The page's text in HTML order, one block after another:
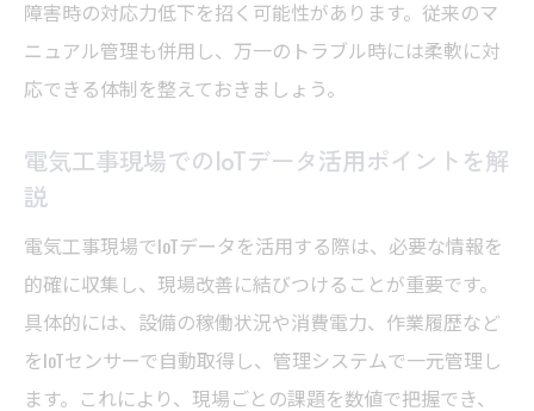
障害時の対応力低下を招く可能性があります。従来のマ
ニュアル管理も併用し、万一のトラブル時には柔軟に対
応できる体制を整えておきましょう。
電気工事現場でのIoTデータ活用ポイントを解
説
電気工事現場でIoTデータを活用する際は、必要な情報を
的確に収集し、現場改善に結びつけることが重要です。
具体的には、設備の稼働状況や消費電力、作業履歴など
をIoTセンサーで自動取得し、管理システムで一元管理し
ます。これにより、現場ごとの課題を数値で把握でき、